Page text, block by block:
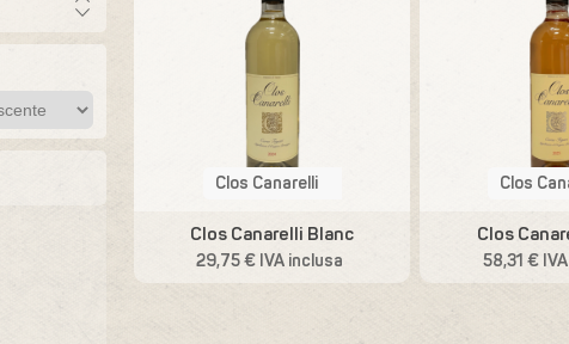
Clos Canarelli
Clos Canarelli Blanc
29,75 € IVA inclusa
Clos
Clos
58,31 €